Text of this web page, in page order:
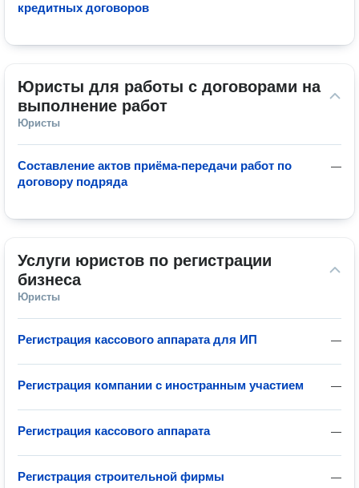
кредитных договоров
Юристы для работы с договорами на
выполнение работ
Юристы
—
Составление актов приёма-передачи работ по
договору подряда
Услуги юристов по регистрации
бизнеса
Юристы
—
Регистрация кассового аппарата для ИП
—
Регистрация компании с иностранным участием
—
Регистрация кассового аппарата
—
Регистрация строительной фирмы